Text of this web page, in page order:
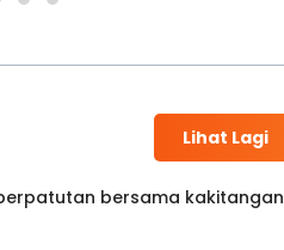
Lihat Lagi
bersama kakitangan